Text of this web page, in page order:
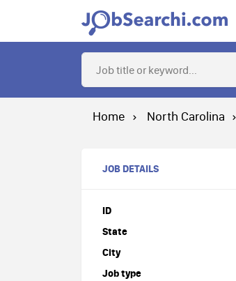
Home North Carolina
JOB DETAILS
ID
State
City
Job type